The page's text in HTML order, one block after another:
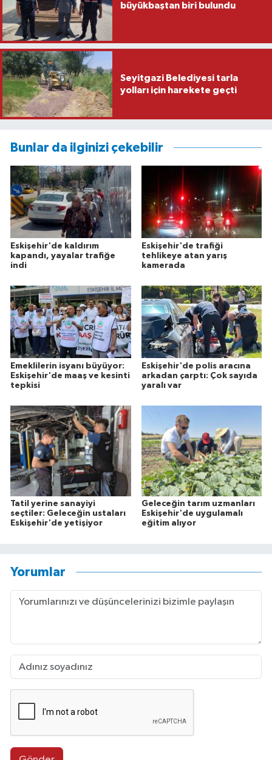
büyükbaştan biri bulundu
Seyitgazi Belediyesi tarla
yolları için harekete geçti
Bunlar da ilginizi çekebilir
Eskişehir'de kaldırım
kapandı, yayalar trafiğe
indi
Eskişehir'de trafiği
tehlikeye atan yarış
kamerada
Emeklilerin isyanı büyüyor:
Eskişehir'de maaş ve kesinti
tepkisi
Eskişehir'de polis aracına
arkadan çarptı: Çok sayıda
yaralı var
Tatil yerine sanayiyi
seçtiler: Geleceğin ustaları
Eskişehir'de yetişiyor
Geleceğin tarım uzmanları
Eskişehir'de uygulamalı
eğitim alıyor
Yorumlar